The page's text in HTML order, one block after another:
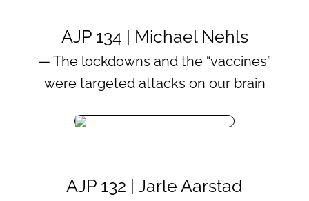
AJP 134 | Michael Nehls
— The lockdowns and the “vaccines”
were targeted attacks on our brain
AJP 132 | Jarle Aarstad